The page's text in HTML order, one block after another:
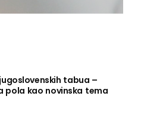
tabua –
pola kao novinska tema